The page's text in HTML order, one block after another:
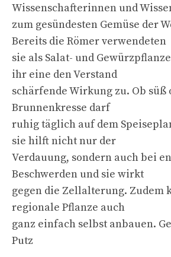
Wissenschafterinnen und
zum gesündesten Gemüse der
Bereits die Römer verwendeten
sie als Salat- und
ihr eine den Verstand
schärfende Wirkung zu. Ob süß
Brunnenkresse darf
ruhig täglich auf dem
sie hilft nicht nur der
Verdauung, sondern auch bei
Beschwerden und sie wirkt
gegen die Zellalterung. Zudem
regionale Pflanze auch
ganz einfach selbst anbauen.
Putz